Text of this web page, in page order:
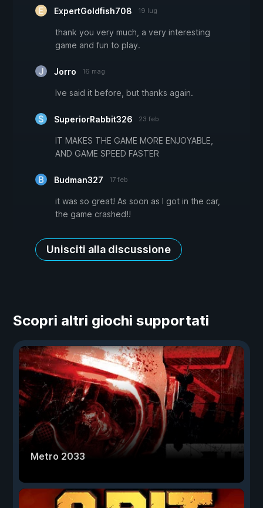
ExpertGoldfish708 19 lug
thank you very much, a very interesting
game and fun to play.
Jorro 16 mag
Ive said it before, but thanks again.
SuperiorRabbit326 23 feb
IT MAKES THE GAME MORE ENJOYABLE,
AND GAME SPEED FASTER
Budman327 17 feb
it was so great! As soon as I got in the car,
the game crashed!!
Unisciti alla discussione
Scopri altri giochi supportati
Metro 2033